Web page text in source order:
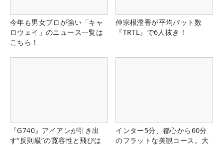
今年も男女プロが強い「キャ
ロウェイ」のニュース一覧は
こちら！
仲宗根澄香が平均パット数
『TRTL』で6人抜き！
『G740』アイアンが引き出
す“反則級”の寛容性と飛びは
インター5分、都心から60分
のフラットな美観コース。大